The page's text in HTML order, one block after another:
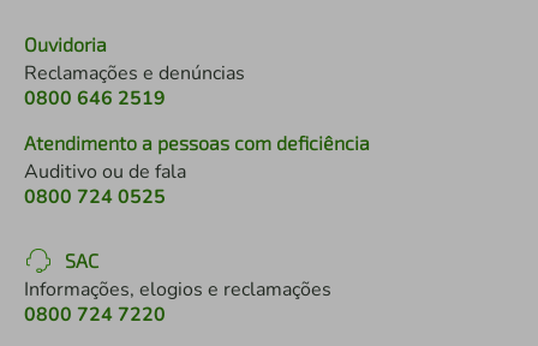
Ouvidoria
Reclamações e denúncias
0800 646 2519
Atendimento a pessoas com deficiência
Auditivo ou de fala
0800 724 0525
SAC
Informações, elogios e reclamações
0800 724 7220